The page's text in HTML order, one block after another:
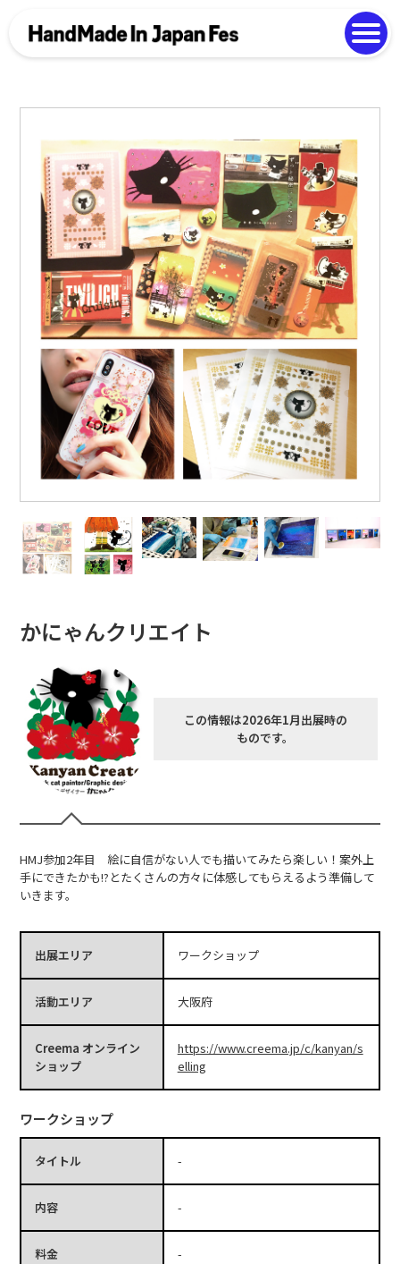
Photo Gallery
かにゃんクリエイト
この情報は2026年1月出展時の
ものです。
HMJ参加2年目 絵に自信がない人でも描いてみたら楽しい！案外上
手にできたかも!?とたくさんの方々に体感してもらえるよう準備して
いきます。
出展エリア ワークショップ
活動エリア 大阪府
Creema オンライン
ショップ
https://www.creema.jp/c/kanyan/s
elling
ワークショップ
タイトル -
内容 -
料金 -